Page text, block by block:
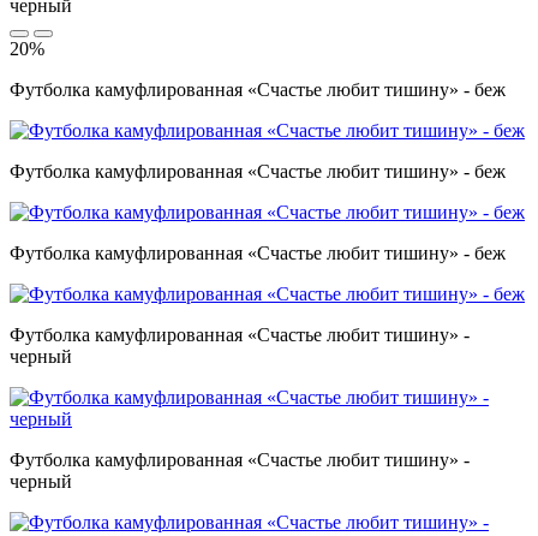
20%
Футболка камуфлированная «Счастье любит тишину» - беж
Футболка камуфлированная «Счастье любит тишину» - беж
Футболка камуфлированная «Счастье любит тишину» - беж
Футболка камуфлированная «Счастье любит тишину» -
черный
Футболка камуфлированная «Счастье любит тишину» -
черный